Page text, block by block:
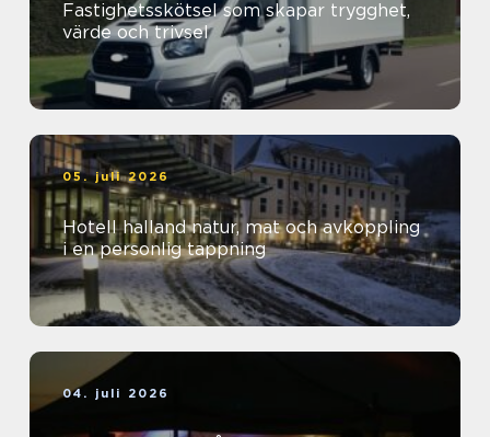
Fastighetsskötsel som skapar trygghet,
värde och trivsel
05. juli 2026
Hotell halland natur, mat och avkoppling
i en personlig tappning
04. juli 2026